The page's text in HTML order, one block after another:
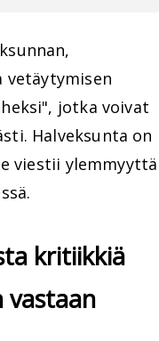
jotka voivat
Halveksunta on
viestii ylemmyyttä
kritiikkiä
vastaan